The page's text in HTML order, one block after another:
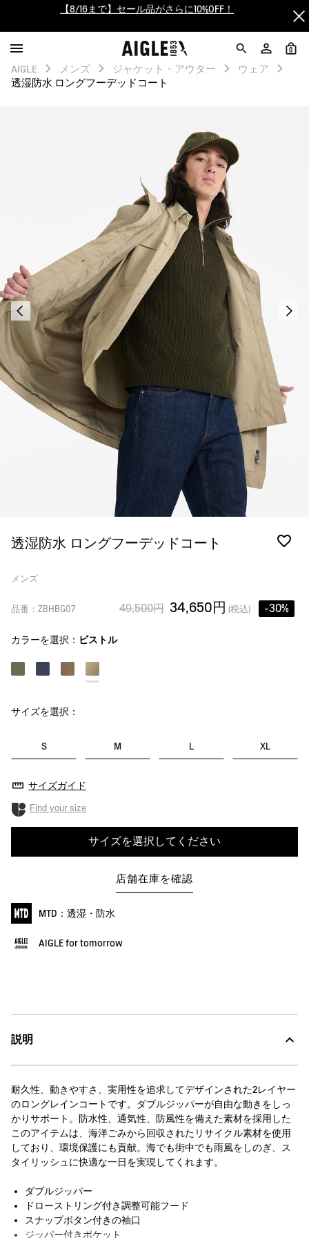
【最大50%OFF】FINAL SALEがスタート！
ログイン/会員登録で送料＆返品無料
AIGLE CLUB ポイントサービス終了のお知らせ
【最大50%OFF】FINAL SALEがスタート！
ログイン/会員登録で送料＆返品無料
AIGLE CLUB ポイントサービス終了のお知らせ
0
AIGLE メンズ ジャケット・アウター
ウェア
透湿防水 ロングフーデッドコート
透湿防水 ロングフーデッドコート
メンズ
品番：ZBHBG07 49,500円 34,650円 (税込) -30%
カラーを選択： ビストル
サイズを選択：
S M L XL
サイズガイド
Find your size
サイズを選択してください
店舗在庫を確認
MTD：透湿・防水
AIGLE for tomorrow
説明
耐久性、動きやすさ、実用性を追求してデザインされた2レイヤー
のロングレインコートです。ダブルジッパーが自由な動きをしっ
かりサポート。防水性、通気性、防風性を備えた素材を採用した
このアイテムは、海洋ごみから回収されたリサイクル素材を使用
しており、環境保護にも貢献。海でも街中でも雨風をしのぎ、ス
タイリッシュに快適な一日を実現してくれます。
ダブルジッパー
ドローストリング付き調整可能フード
スナップボタン付きの袖口
ジッパー付きポケット